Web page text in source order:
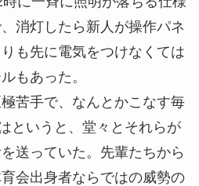
消灯したら新人が操作パネ
も先に電気をつけなくては
もあった。
苦手で、なんとかこなす毎
というと、堂々とそれらが
送っていた。先輩たちから
会出身者ならではの威勢の